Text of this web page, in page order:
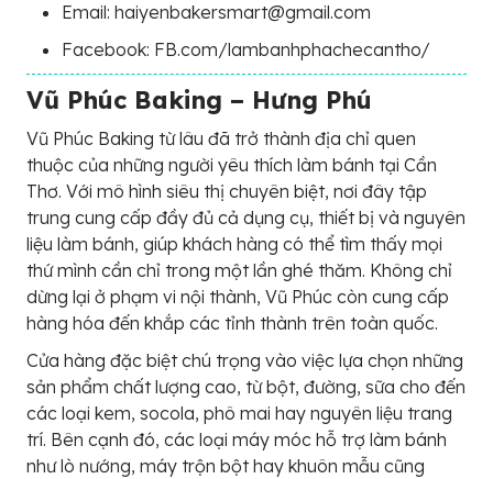
Email: haiyenbakersmart@gmail.com
Facebook: FB.com/lambanhphachecantho/
Vũ Phúc Baking – Hưng Phú
Vũ Phúc Baking từ lâu đã trở thành địa chỉ quen
thuộc của những người yêu thích làm bánh tại Cần
Thơ. Với mô hình siêu thị chuyên biệt, nơi đây tập
trung cung cấp đầy đủ cả dụng cụ, thiết bị và nguyên
liệu làm bánh, giúp khách hàng có thể tìm thấy mọi
thứ mình cần chỉ trong một lần ghé thăm. Không chỉ
dừng lại ở phạm vi nội thành, Vũ Phúc còn cung cấp
hàng hóa đến khắp các tỉnh thành trên toàn quốc.
Cửa hàng đặc biệt chú trọng vào việc lựa chọn những
sản phẩm chất lượng cao, từ bột, đường, sữa cho đến
các loại kem, socola, phô mai hay nguyên liệu trang
trí. Bên cạnh đó, các loại máy móc hỗ trợ làm bánh
như lò nướng, máy trộn bột hay khuôn mẫu cũng